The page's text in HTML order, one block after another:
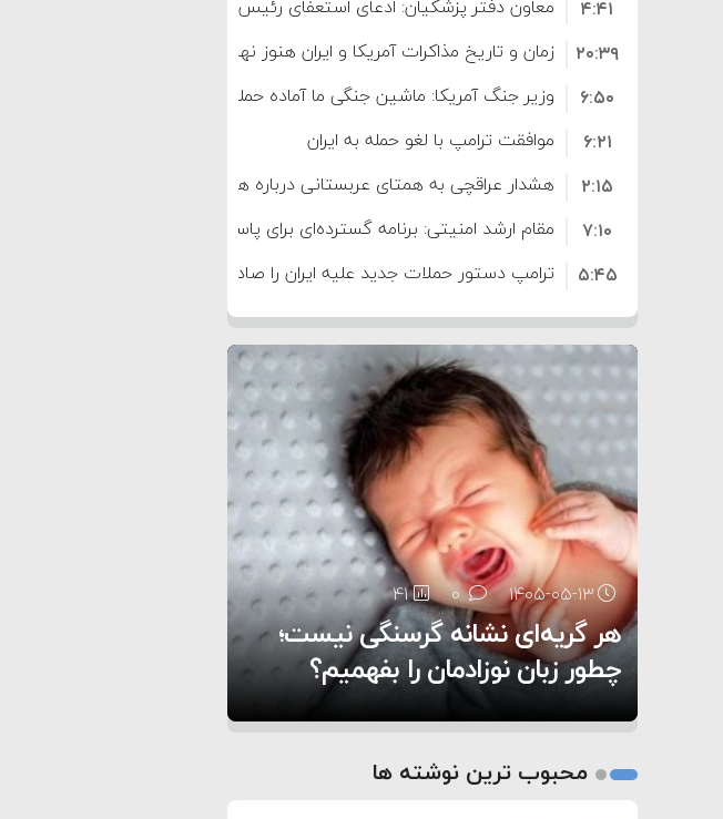
معاون دفتر پزشکیان: ادعای استعفای رئیس‌جمهور واهی و کذب محض
است
۴:۴۱
زمان و تاریخ مذاکرات آمریکا و ایران هنوز نهایی نشده است
۲۰:۳۹
وزیر جنگ آمریکا: ماشین جنگی ما آماده حمله نظامی علیه ایران است
۶:۵۰
موافقت ترامپ با لغو حمله به ایران
۶:۲۱
هشدار عراقچی به همتای عربستانی درباره همراهی با آمریکا
۲:۱۵
مقام ارشد امنیتی: برنامه گسترده‌ای برای پاسخ به دیوانگی آمریکا داریم
۷:۱۰
ترامپ دستور حملات جدید علیه ایران را صادر کرد
۵:۴۵
سپاه: دو نفتکش متخلف مورد اصابت قرار گرفته و متوقف شدند
۱۲:۵۹
ترامپ مدعی توافق تاریخی برای خلع سلاح کامل حماس شد
۸:۵۷
اعتراض عراقچی به همتای بلغارستانی به دلیل کمک به آمریکا در حملات به
ایران
۱۶:۱۹
کشورهایی که به متجاوزان کمک می کنند پاسخ سختی خواهند گرفت
۱۰:۱۵
سنتکام پایان تجاوز جدید به ایران را اعلام کرد
۶:۰۵
۱۴۰۵-۰۵-۱۳ 0
41
هر گریه‌ای نشانه گرسنگی نیست؛
چطور زبان نوزادمان را بفهمیم؟
۱۴۰۵-۰۵-۱۲ 0
30
تغذیه پدر می‌تواند بر سلامت نوزاد
تأثیر بگذارد
۱۴۰۵-۰۵-۱۲ 0
14
روی دیگر زندگی
2
محبوب ترین نوشته ها